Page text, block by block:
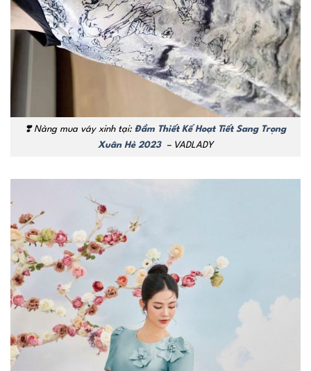
❣️Nàng mua váy xinh tại: Đầm Thiết Kế Hoạt Tiết Sang Trọng
Xuân Hè 2023
– VADLADY